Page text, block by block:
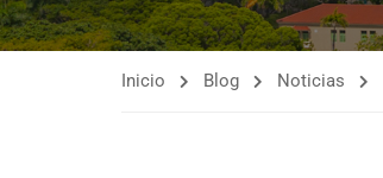
Inicio Blog Noticias